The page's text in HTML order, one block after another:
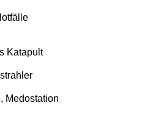
Katapult
Medostation